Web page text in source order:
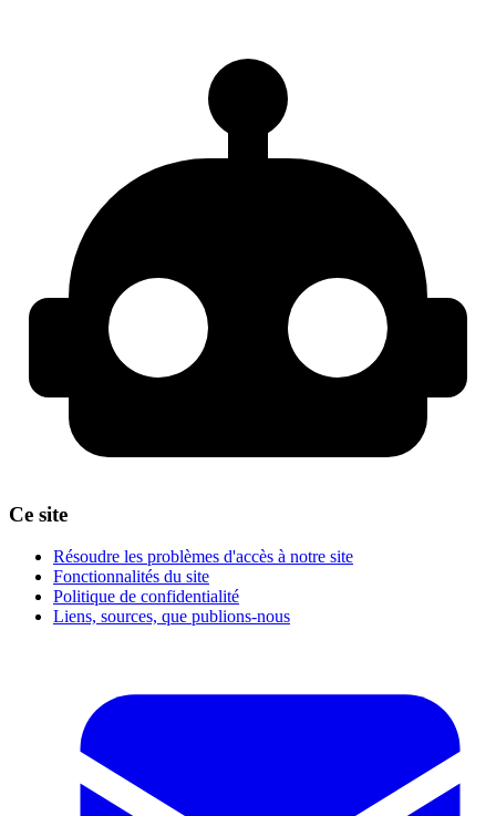
Ce site
Résoudre les problèmes d'accès à notre site
Fonctionnalités du site
Politique de confidentialité
Liens, sources, que publions-nous